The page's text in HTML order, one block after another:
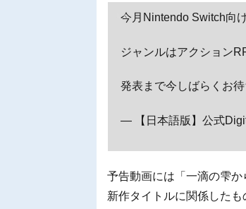
今月Nintendo Switch向
ジャンルはアクション
発表まで今しばらくお
— 【日本語版】公式
予告動画には「一滴の雫か
新作タイトルに関係したも